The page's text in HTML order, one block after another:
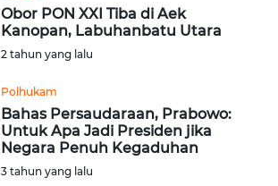
Obor PON XXI Tiba di Aek
Kanopan, Labuhanbatu Utara
2 tahun yang lalu
Polhukam
Bahas Persaudaraan, Prabowo:
Untuk Apa Jadi Presiden jika
Negara Penuh Kegaduhan
3 tahun yang lalu